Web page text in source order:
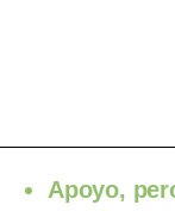
Apoyo,